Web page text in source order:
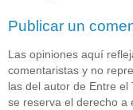
Publicar un
Las opiniones aquí
comentaristas y no
las del autor de Entre el
se reserva el derecho a